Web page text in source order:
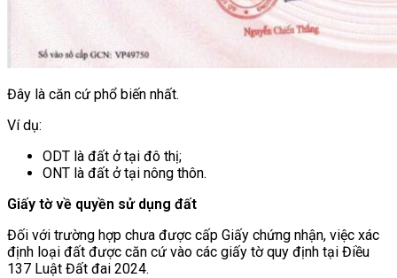
Đây là căn cứ phổ biến nhất.
Ví dụ:
ODT là đất ở tại đô thị;
ONT là đất ở tại nông thôn.
Giấy tờ về quyền sử dụng đất
Đối với trường hợp chưa được cấp Giấy chứng nhận, việc xác
định loại đất được căn cứ vào các giấy tờ quy định tại Điều
137 Luật Đất đai 2024.